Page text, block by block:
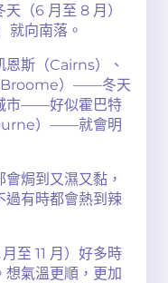
（6 月至 8 月）
就向南落。
斯（Cairns）、
Broome）——冬天
市——好似霍巴特
）——就會明
焗到又濕又黏，
過有時都會熱到辣
至 11 月）好多時
想氣溫更順，更加